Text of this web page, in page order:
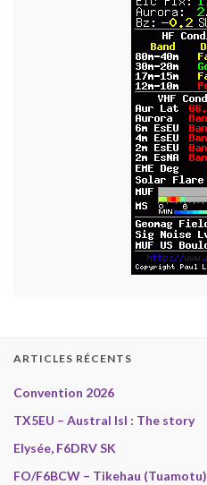
ARTICLES RÉCENTS
Convention 2026
TX5EU – Austral Isl : The story
Elysée, F6DRV SK
FO/F6BCW – Tikehau (Tuamotu)